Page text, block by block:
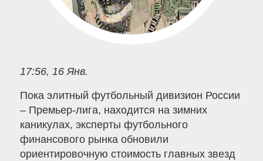
17:56, 16 Янв.
Пока элитный футбольный дивизион России
– Премьер-лига, находится на зимних
каникулах, эксперты футбольного
финансового рынка обновили
ориентировочную стоимость главных звезд